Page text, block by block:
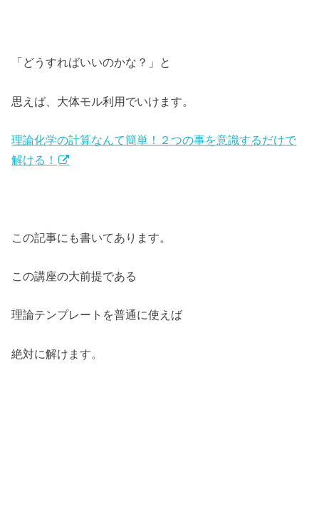
「どうすればいいのかな？」と
思えば、大体モル利用でいけます。
理論化学の計算なんて簡単！２つの事を意識するだけで
解ける！
この記事にも書いてあります。
この講座の大前提である
理論テンプレートを普通に使えば
絶対に解けます。